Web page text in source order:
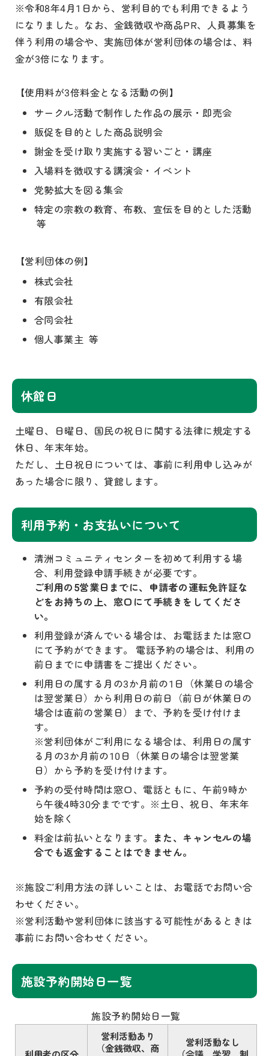
※令和8年4月1日から、営利目的でも利用できるよう
になりました。なお、金銭徴収や商品PR、人員募集を
伴う利用の場合や、実施団体が営利団体の場合は、料
金が3倍になります。
【使用料が3倍料金となる活動の例】
サークル活動で制作した作品の展示・即売会
販促を目的とした商品説明会
謝金を受け取り実施する習いごと・講座
入場料を徴収する講演会・イベント
党勢拡大を図る集会
特定の宗教の教育、布教、宣伝を目的とした活動
等
【営利団体の例】
株式会社
有限会社
合同会社
個人事業主 等
休館日
土曜日、日曜日、国民の祝日に関する法律に規定する
休日、年末年始。
ただし、土日祝日については、事前に利用申し込みが
あった場合に限り、貸館します。
利用予約・お支払いについて
清洲コミュニティセンターを初めて利用する場
合、利用登録申請手続きが必要です。
ご利用の5営業日までに、申請者の運転免許証な
どをお持ちの上、窓口にて手続きをしてくださ
い。
利用登録が済んでいる場合は、お電話または窓口
にて予約ができます。 電話予約の場合は、利用の
前日までに申請書をご提出ください。
利用日の属する月の3か月前の1日（休業日の場合
は翌営業日）から利用日の前日（前日が休業日の
場合は直前の営業日）まで、予約を受け付けま
す。
※営利団体がご利用になる場合は、利用日の属す
る月の3か月前の10日（休業日の場合は翌営業
日）から予約を受け付けます。
予約の受付時間は窓口、電話ともに、午前9時か
ら午後4時30分までです。※土日、祝日、年末年
始を除く
料金は前払いとなります。 また、キャンセルの場
合でも返金することはできません。
※施設ご利用方法の詳しいことは、お電話でお問い合
わせください。
※営利活動や営利団体に該当する可能性があるときは
事前にお問い合わせください。
施設予約開始日一覧
施設予約開始日一覧
営利活動あり
（金銭徴収、商
営利活動なし